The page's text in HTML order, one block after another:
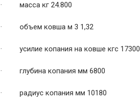
· масса кг 24.800
· объем ковша м 3 1,32
· усилие копания на ковше кгс 17300
· глубина копания мм 6800
· радиус копания мм 10180